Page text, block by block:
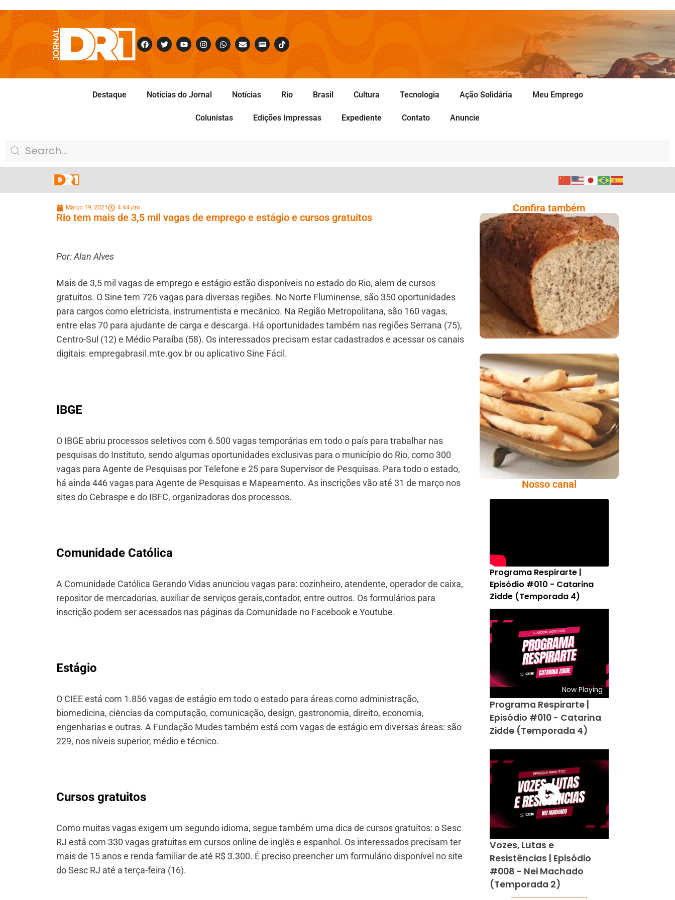
Destaque Notícias do Jornal Notícias Rio Brasil Cultura Tecnologia Ação Solidária Meu Emprego
Colunistas Edições Impressas Expediente Contato Anuncie
Março 19, 2021 4:44 pm
Rio tem mais de 3,5 mil vagas de emprego e estágio e cursos gratuitos
Por: Alan Alves
Mais de 3,5 mil vagas de emprego e estágio estão disponíveis no estado do Rio, alem de cursos
gratuitos. O Sine tem 726 vagas para diversas regiões. No Norte Fluminense, são 350 oportunidades
para cargos como eletricista, instrumentista e mecânico. Na Região Metropolitana, são 160 vagas,
entre elas 70 para ajudante de carga e descarga. Há oportunidades também nas regiões Serrana (75),
Centro-Sul (12) e Médio Paraíba (58). Os interessados precisam estar cadastrados e acessar os canais
digitais: empregabrasil.mte.gov.br ou aplicativo Sine Fácil.
IBGE
O IBGE abriu processos seletivos com 6.500 vagas temporárias em todo o país para trabalhar nas
pesquisas do Instituto, sendo algumas oportunidades exclusivas para o município do Rio, como 300
vagas para Agente de Pesquisas por Telefone e 25 para Supervisor de Pesquisas. Para todo o estado,
há ainda 446 vagas para Agente de Pesquisas e Mapeamento. As inscrições vão até 31 de março nos
sites do Cebraspe e do IBFC, organizadoras dos processos.
Comunidade Católica
A Comunidade Católica Gerando Vidas anunciou vagas para: cozinheiro, atendente, operador de caixa,
repositor de mercadorias, auxiliar de serviços gerais,contador, entre outros. Os formulários para
inscrição podem ser acessados nas páginas da Comunidade no Facebook e Youtube.
Estágio
O CIEE está com 1.856 vagas de estágio em todo o estado para áreas como administração,
biomedicina, ciências da computação, comunicação, design, gastronomia, direito, economia,
engenharias e outras. A Fundação Mudes também está com vagas de estágio em diversas áreas: são
229, nos níveis superior, médio e técnico.
Cursos gratuitos
Como muitas vagas exigem um segundo idioma, segue também uma dica de cursos gratuitos: o Sesc
RJ está com 330 vagas gratuitas em cursos online de inglês e espanhol. Os interessados precisam ter
mais de 15 anos e renda familiar de até R$ 3.300. É preciso preencher um formulário disponível no site
do Sesc RJ até a terça-feira (16).
Confira também
Comer Bem: Pão Low
Carb
Comer Bem:
Palitinhos De Cebola
E Salsa
Nosso canal
Programa Respirarte |
Episódio #010 - Catarina
Zidde (Temporada 4)
Now Playing
Programa Respirarte |
Episódio #010 - Catarina
Zidde (Temporada 4)
Vozes, Lutas e
Resistências | Episódio
#008 - Nei Machado
(Temporada 2)